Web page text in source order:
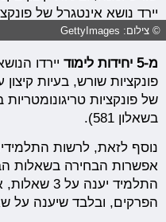
יירד נושא אינטגרל של
© צילום: GettyImages
מ-5 יחידות לימוד
יירדו
פונקציות שורש, בעיות
של פונקציות
בשאלון 581).
התלמיד
הפרקים, ובלבד שיענה על